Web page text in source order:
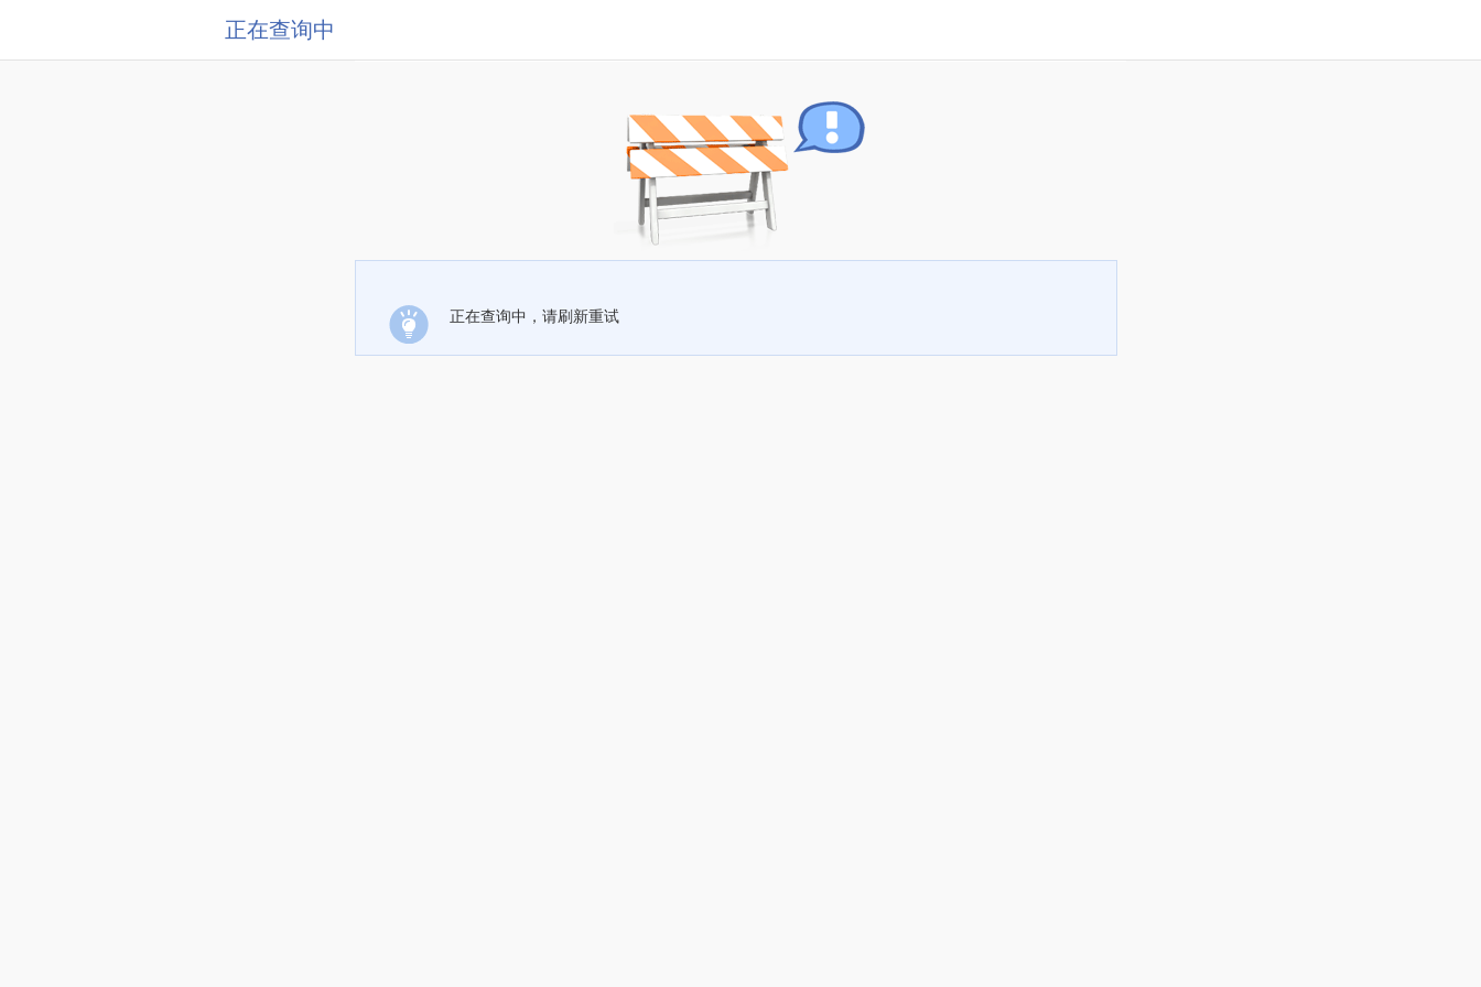
正在查询中
正在查询中，请刷新重试